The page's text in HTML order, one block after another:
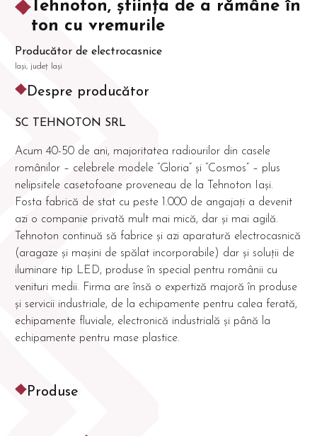
Tehnoton, știința de a rămâne în
ton cu vremurile
Producător de electrocasnice
Iași, județ Iași
Despre producător
SC TEHNOTON SRL
Acum 40-50 de ani, majoritatea radiourilor din casele
românilor – celebrele modele “Gloria” și “Cosmos” – plus
nelipsitele casetofoane proveneau de la Tehnoton Iași.
Fosta fabrică de stat cu peste 1.000 de angajați a devenit
azi o companie privată mult mai mică, dar și mai agilă.
Tehnoton continuă să fabrice și azi aparatură electrocasnică
(aragaze și mașini de spălat incorporabile) dar și soluții de
iluminare tip LED, produse în special pentru românii cu
venituri medii. Firma are însă o expertiză majoră în produse
și servicii industriale, de la echipamente pentru calea ferată,
echipamente fluviale, electronică industrială și până la
echipamente pentru mase plastice.
Produse